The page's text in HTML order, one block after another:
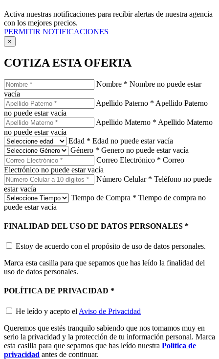
Activa nuestras notificaciones para recibir alertas de nuestra agencia
con los mejores precios.
PERMITIR NOTIFICACIONES
×
COTIZA ESTA OFERTA
Nombre * Nombre no puede estar
vacía
Apellido Paterno * Apellido Paterno
no puede estar vacía
Apellido Materno * Apellido Materno
no puede estar vacía
Edad * Edad no puede estar vacía
Género * Genero no puede estar vacía
Correo Electrónico * Correo
Electrónico no puede estar vacía
Número Celular * Teléfono no puede
estar vacía
Tiempo de Compra * Tiempo de compra no
puede estar vacía
FINALIDAD DEL USO DE DATOS PERSONALES *
Estoy de acuerdo con el propósito de uso de datos personales.
Marca esta casilla para que sepamos que has leído la finalidad del
uso de datos personales.
POLÍTICA DE PRIVACIDAD *
He leído y acepto el Aviso de Privacidad
Queremos que estés tranquilo sabiendo que nos tomamos muy en
serio la privacidad y la protección de tu información personal. Marca
esta casilla para que sepamos que has leído nuestra Política de
privacidad antes de continuar.